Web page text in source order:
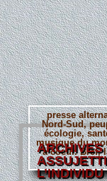
presse
Nord-Sud,
écologie,
musique du
à coeur. Bref,
ARCHIVES
L’INDIVIDU